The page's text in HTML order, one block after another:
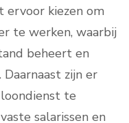
ervoor kiezen om
te werken, waarbij
beheert en
zijn er
te
salarissen en